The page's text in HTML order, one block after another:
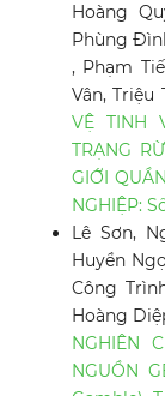
Hoàng
Phùng
, Phạm
Vân,
VỆ TINH
TRẠNG
GIỚI
NGHIỆP:
Lê Sơn,
Huyền
Công
Hoàng
NGHIÊN
NGUỒN